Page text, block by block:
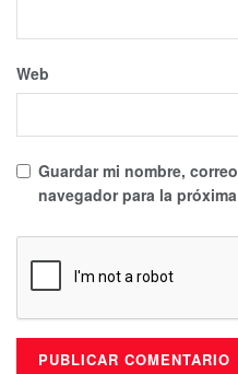
Web
Guardar mi nombre,
navegador para la